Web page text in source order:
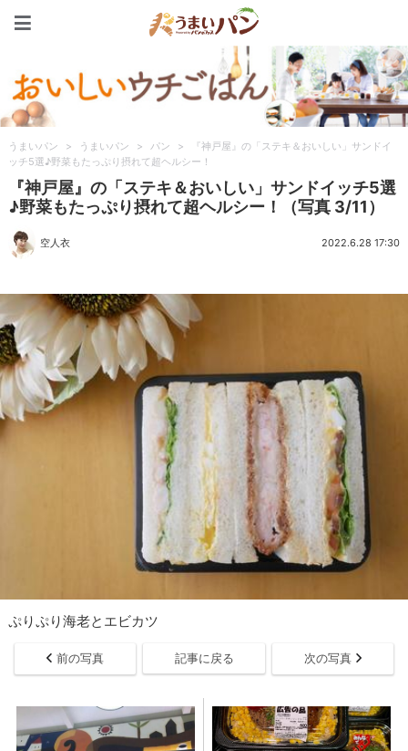
うまいパン > うまいパン > パン >
『神戸屋』の「ステキ＆おいしい」サンドイ
ッチ5選♪野菜もたっぷり摂れて超ヘルシー！
『神戸屋』の「ステキ＆おいしい」サンドイッチ5選
♪野菜もたっぷり摂れて超ヘルシー！（写真 3/11）
空人衣 2022.6.28 17:30
ぷりぷり海老とエビカツ
前の写真 記事に戻る 次の写真